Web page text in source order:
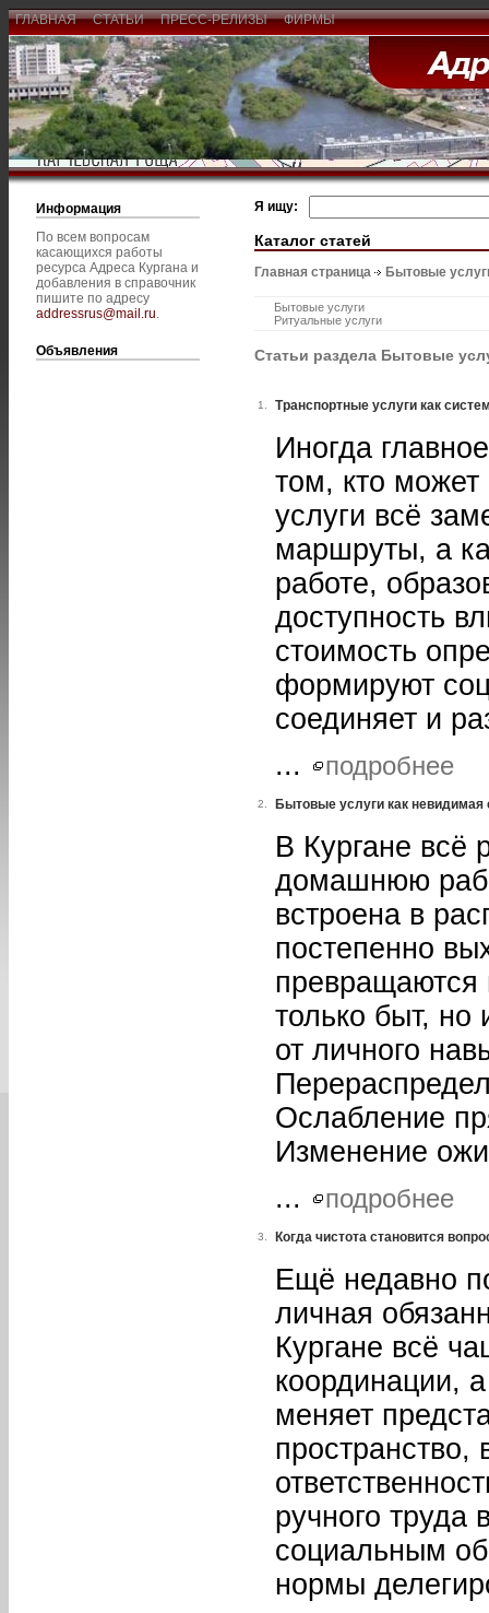
ГЛАВНАЯ СТАТЬИ ПРЕСС-РЕЛИЗЫ ФИРМЫ
Информация
По всем вопросам
касающихся работы
ресурса Адреса Кургана и
добавления в справочник
пишите по адресу
addressrus@mail.ru.
Объявления
Я ищу:
Каталог статей
Главная страница Бытовые
Бытовые услуги
Ритуальные услуги
Статьи раздела Бытовые
1. Транспортные услуги как
Иногда
том, кто
услуги всё
маршруты, а
работе,
доступность
стоимость
формируют
соединяет и
...
подробнее
2. Бытовые услуги как
В Кургане всё
домашнюю
встроена в
постепенно
превращаются
только быт,
от личного
Ослабление
Изменение
...
подробнее
3. Когда чистота становится
Ещё недавно
личная
Кургане всё
координации,
меняет
ручного труда
социальным
нормы